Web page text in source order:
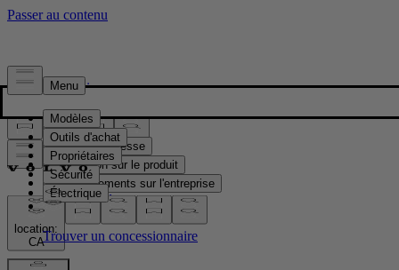
Presse & Médias
Matériel de presse
Information sur le produit
Renseignements sur l'entreprise
Contacts médias
location:
CA